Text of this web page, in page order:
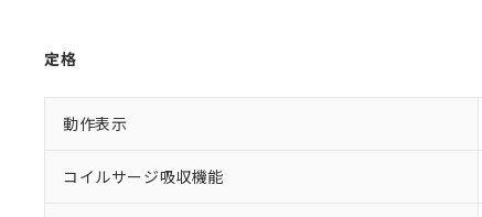
定格
動作表示
コイルサージ吸収機能